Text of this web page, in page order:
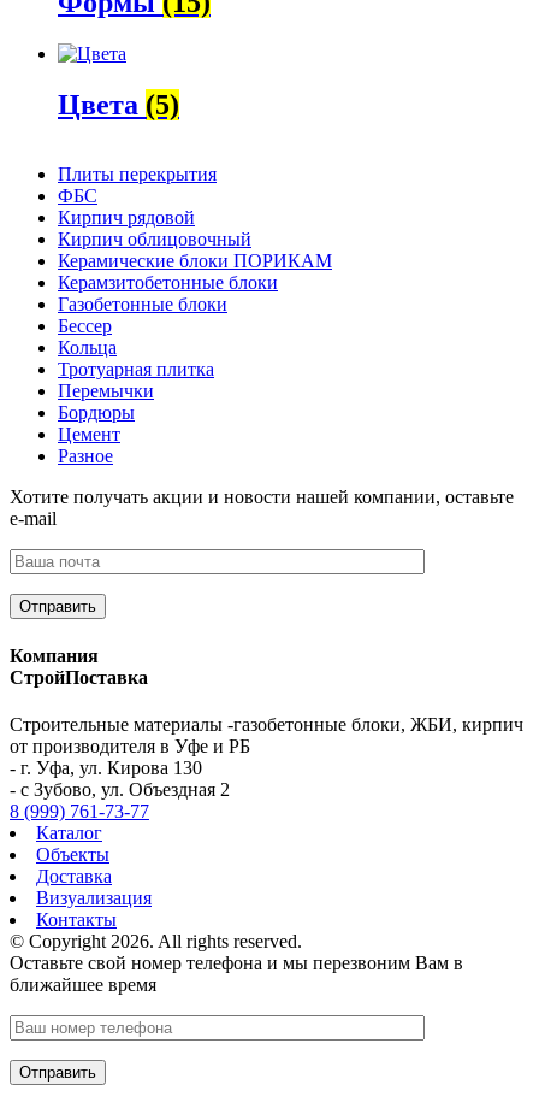
Цвета (5)
Плиты перекрытия
ФБС
Кирпич рядовой
Кирпич облицовочный
Керамические блоки ПОРИКАМ
Керамзитобетонные блоки
Газобетонные блоки
Бессер
Кольца
Тротуарная плитка
Перемычки
Бордюры
Цемент
Разное
Хотите получать акции и новости нашей компании, оставьте
e-mail
Компания
СтройПоставка
Строительные материалы -газобетонные блоки, ЖБИ, кирпич
от производителя в Уфе и РБ
- г. Уфа, ул. Кирова 130
- с Зубово, ул. Объездная 2
8 (999) 761-73-77
Каталог
Объекты
Доставка
Визуализация
Контакты
© Copyright 2026. All rights reserved.
Оставьте свой номер телефона и мы перезвоним Вам в
ближайшее время